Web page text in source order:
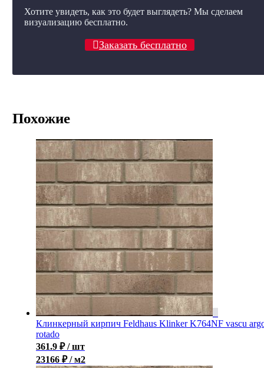
Хотите увидеть, как это будет выглядеть? Мы сделаем
визуализацию бесплатно.
Заказать бесплатно
Похожие
Клинкерный кирпич Feldhaus Klinker K764NF vascu
rotado
361.9 ₽ / шт
23166 ₽ / м2